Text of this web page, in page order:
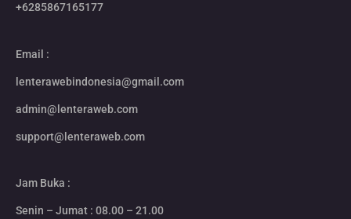
+6285867165177
Email :
lenterawebindonesia@gmail.com
admin@lenteraweb.com
support@lenteraweb.com
Jam Buka :
Senin – Jumat : 08.00 – 21.00